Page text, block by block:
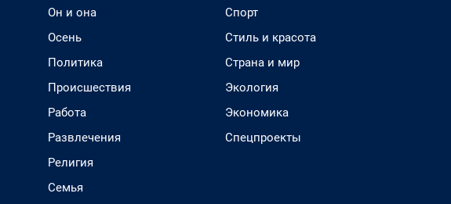
Он и она
Осень
Политика
Происшествия
Работа
Развлечения
Религия
Семья
Спорт
Стиль и красота
Страна и мир
Экология
Экономика
Спецпроекты